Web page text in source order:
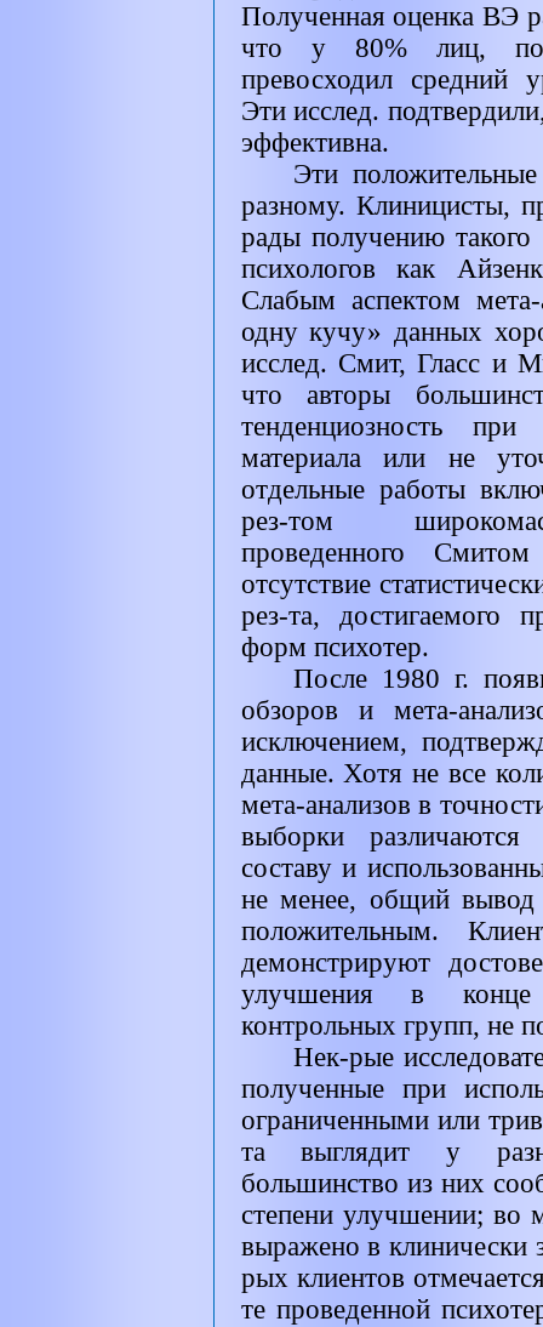
Полученная оценка ВЭ
что у 80% лиц,
превосходил средний
Эти исслед.
эффективна.
Эти
разному. Клиницисты,
рады получению такого
психологов как
Слабым аспектом мета-
одну кучу» данных
исслед. Смит, Гласс и
что авторы
тенденциозность при
материала или не
отдельные работы
рез-том
проведенного
отсутствие
рез-та, достигаемого
форм психотер.
После 1980 г.
обзоров и мета-
исключением,
данные. Хотя не все
мета-анализов в
выборки
составу и
не менее, общий
положительным.
демонстрируют
улучшения в
контрольных групп, не
Нек-рые
полученные при
ограниченными или
та выглядит у
большинство из них
степени улучшении; во
выражено в клинически
рых клиентов
те проведенной